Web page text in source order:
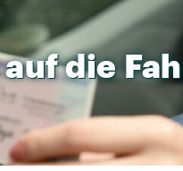
aufdie